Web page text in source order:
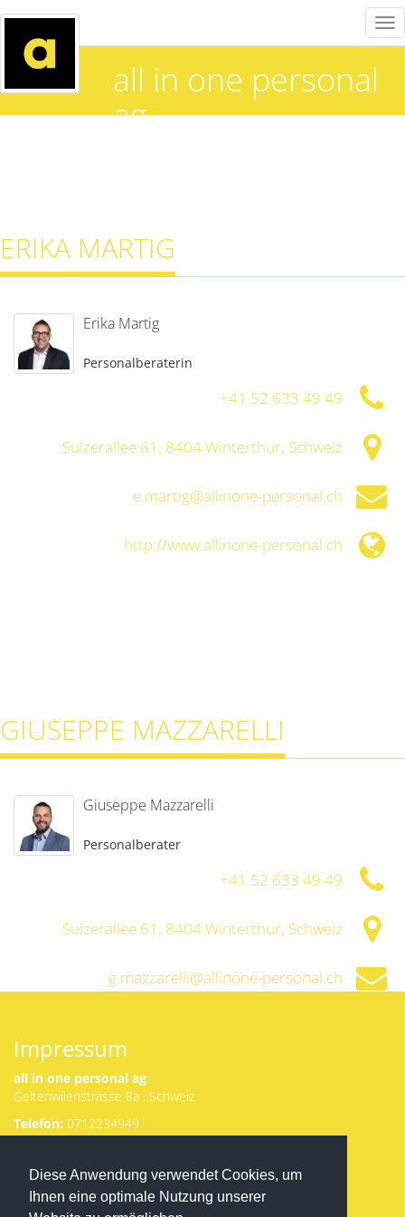
Diese Anwendung verwendet Cookies, um
Ihnen eine optimale Nutzung unserer
all in one personal
ag
ERIKA MARTIG
Erika Martig
Personalberaterin
+41 52 633 49 49
Sulzerallee 61, 8404 Winterthur, Schweiz
e.martig@allinone-personal.ch
http://www.allinone-personal.ch
GIUSEPPE MAZZARELLI
Giuseppe Mazzarelli
Personalberater
+41 52 633 49 49
Sulzerallee 61, 8404 Winterthur, Schweiz
g.mazzarelli@allinone-personal.ch
Impressum
all in one personal ag
Geltenwilenstrasse 8a , Schweiz
Telefon: 0712234949
Email:
personal.ch
Ansprechpartner:
von Appstore
oder Google